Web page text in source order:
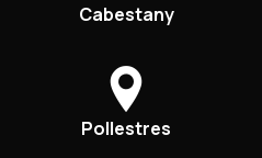
Cabestany
Pollestres